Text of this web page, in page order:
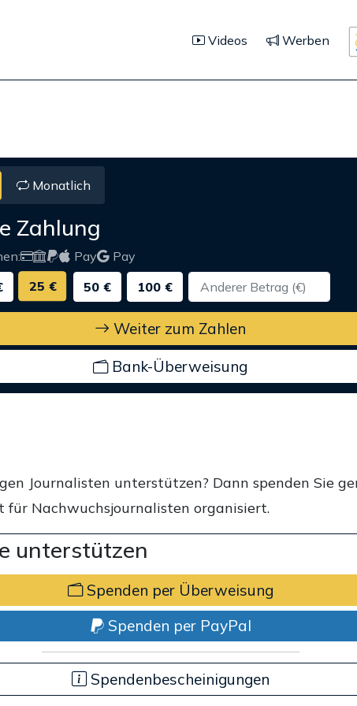
Videos Werben
Monatlich
Zahlung
Pay
Pay
25 € 50 € 100 €
Weiter zum Zahlen
Bank-Überweisung
Journalisten unterstützen? Dann spenden Sie
für Nachwuchsjournalisten organisiert.
unterstützen
Spenden per Überweisung
Spenden per PayPal
Spendenbescheinigungen